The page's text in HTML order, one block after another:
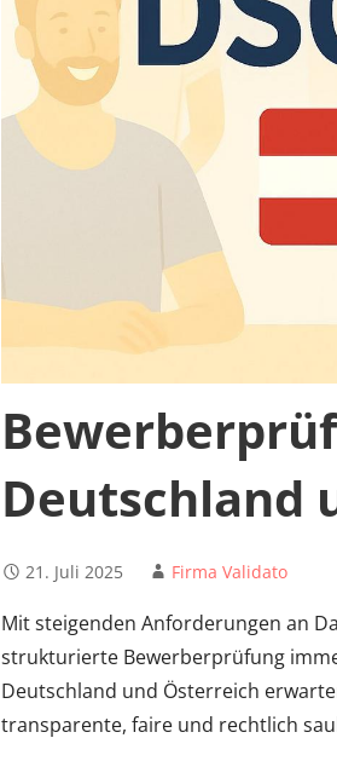
Deutschland
21. Juli 2025 Firma Validato
Mit steigenden Anforderungen an
strukturierte Bewerberprüfung
Deutschland und Österreich
transparente, faire und rechtlich